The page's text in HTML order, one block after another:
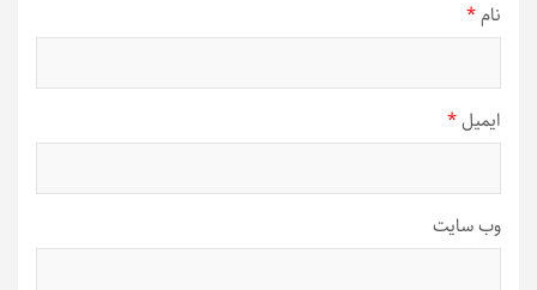
نام*
ایمیل*
وب‌ سایت